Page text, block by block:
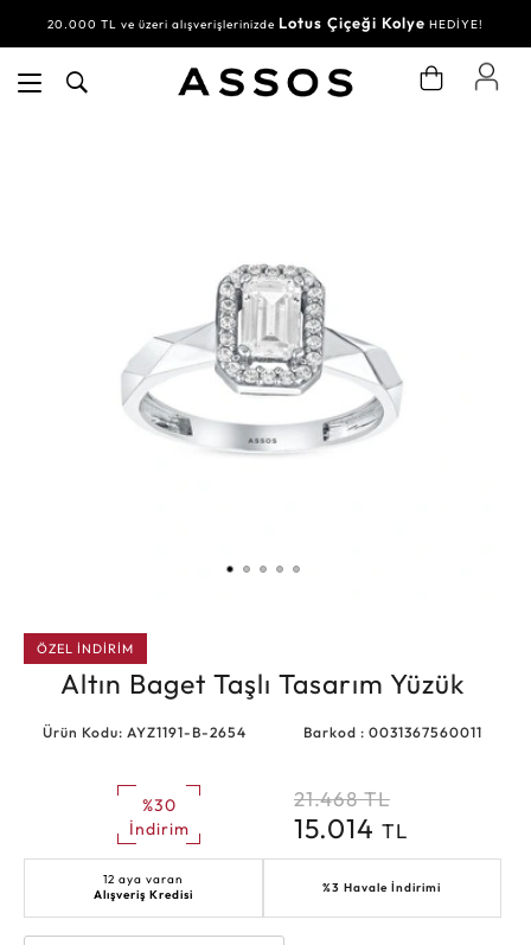
20.000 TL ve üzeri alışverişlerinizde Lotus Çiçeği Kolye HEDİYE!
ÖZEL İNDİRİM
Altın Baget Taşlı Tasarım Yüzük
Ürün Kodu: AYZ1191-B-2654 Barkod : 0031367560011
%30
İndirim
21.468 TL
15.014 TL
12 aya varan
Alışveriş Kredisi
%3 Havale İndirimi